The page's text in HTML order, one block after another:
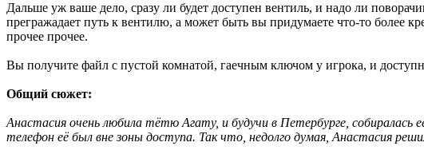
Дальше уж ваше дело, сразу ли будет доступен вентиль, и надо ли
прегражадает путь к вентилю, а может быть вы придумаете что-то более
прочее прочее.
Вы получите файл с пустой комнатой, гаечным ключом у игрока, и
Общий сюжет:
Анастасия очень любила тётю Агату, и будучи в Петербурге, собиралась
телефон её был вне зоны доступа. Так что, недолго думая, Анастасия